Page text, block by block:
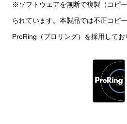
※ソフトウェアを無断で複製（コピ
られています。本製品では不正コピー
ProRing（プロリング）を採用してお